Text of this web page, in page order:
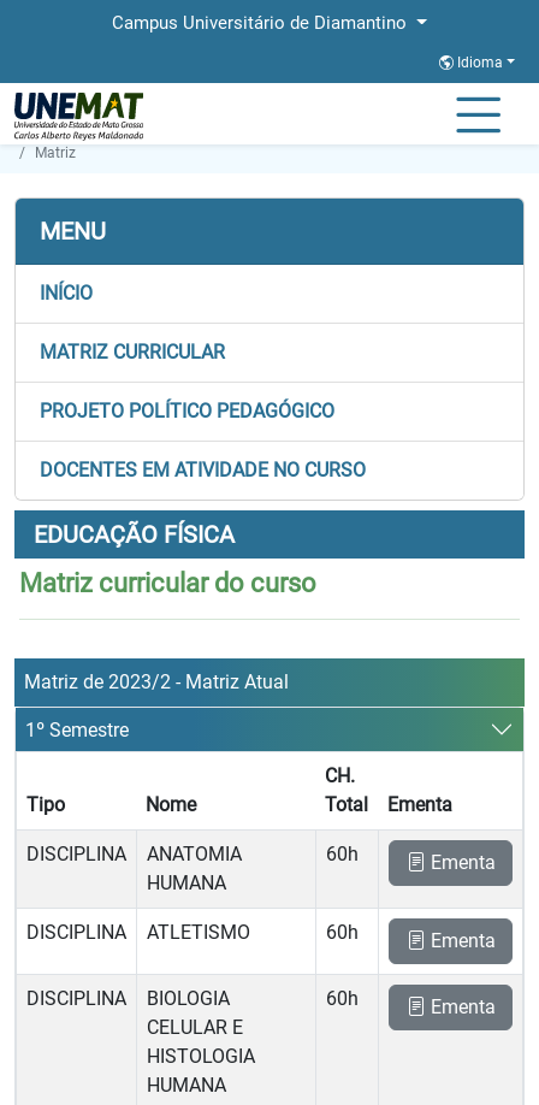
Campus Universitário de Diamantino
Idioma
Página Inicial
Educação Física
Matriz
MENU
INÍCIO
MATRIZ CURRICULAR
PROJETO POLÍTICO PEDAGÓGICO
DOCENTES EM ATIVIDADE NO CURSO
EDUCAÇÃO FÍSICA
Matriz curricular do curso
Matriz de 2023/2 - Matriz Atual
1º Semestre
Tipo Nome
CH.
Total
Ementa
DISCIPLINA
ANATOMIA
HUMANA
60h Ementa
DISCIPLINA ATLETISMO 60h Ementa
DISCIPLINA
BIOLOGIA
CELULAR E
HISTOLOGIA
HUMANA
60h Ementa